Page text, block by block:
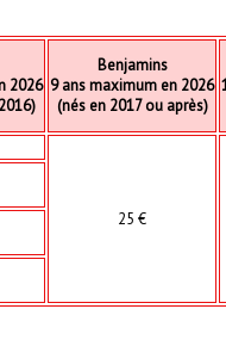
2026
Benjamins
9 ans maximum en 2026
(nés en 2017 ou après)
25 €